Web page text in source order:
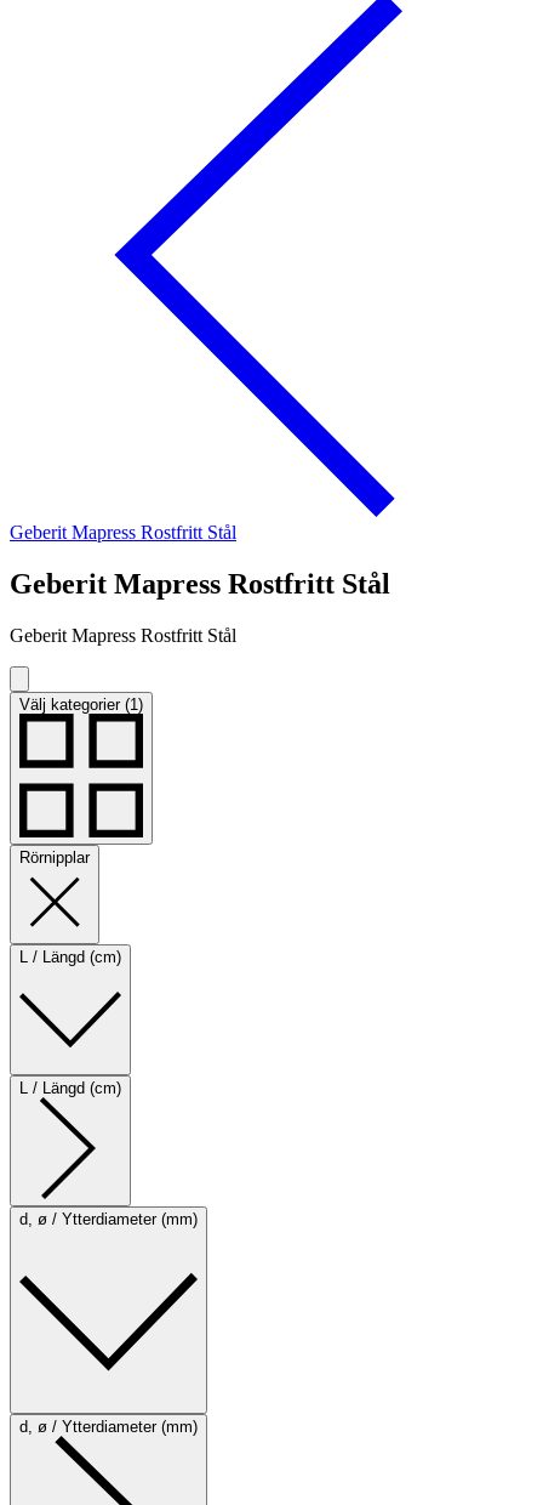
Geberit Mapress Rostfritt Stål
Geberit Mapress Rostfritt Stål
Geberit Mapress Rostfritt Stål
Välj kategorier (1)
Rörnipplar
L / Längd (cm)
L / Längd (cm)
d, ø / Ytterdiameter (mm)
d, ø / Ytterdiameter (mm)